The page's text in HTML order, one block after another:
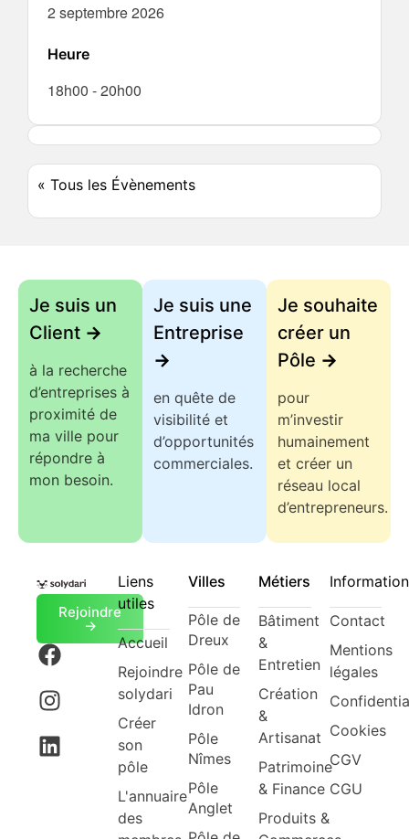
2 septembre 2026
Heure
18h00 -20h00
« Tous les Évènements
Je suis un
Client ->
à la recherche
d’entreprises à
proximité de
ma ville pour
répondre à
mon besoin.
Je suis une
Entreprise
->
en quête de
visibilité et
d’opportunités
commerciales.
Je souhaite
créer un
Pôle ->
pour
m’investir
humainement
et créer un
réseau local
d’entrepreneurs.
Rejoindre
->
Liens
utiles
Accueil
Rejoindre
solydari
Créer
son
pôle
L'annuaire
des
Villes
Pôle de
Dreux
Pôle de
Pau
Idron
Pôle
Nîmes
Pôle
Anglet
Métiers
Bâtiment
&
Entretien
Création
&
Artisanat
Patrimoine
& Finance
Produits &
Contact
Mentions
légales
Cookies
CGV
CGU